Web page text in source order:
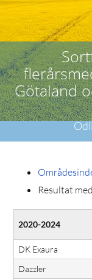
Götaland
Resultat
2020-2024
DK Exaura
Dazzler